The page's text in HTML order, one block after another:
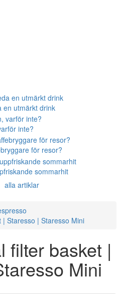
en utmärkt drink
inte?
för resor?
sommarhit
alla artiklar
Staresso | Staresso Mini
filter basket |
Mini